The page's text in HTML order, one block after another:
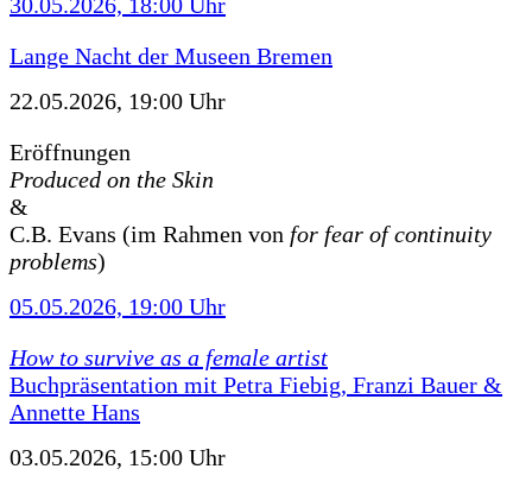
Lange Nacht der Museen Bremen
22.05.2026, 19:00 Uhr
Eröffnungen
Produced on the Skin
&
C.B. Evans (im Rahmen von for fear of continuity
problems)
05.05.2026, 19:00 Uhr
How to survive as a female artist
Buchpräsentation mit Petra Fiebig, Franzi Bauer &
Annette Hans
03.05.2026, 15:00 Uhr